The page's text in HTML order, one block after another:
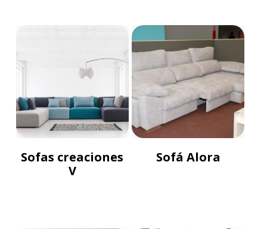
Sofas creaciones
V
Sofá Alora